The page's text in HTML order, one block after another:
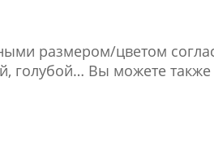
размером/цветом
голубой… Вы можете